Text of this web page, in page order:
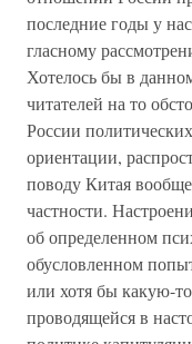
последние годы у
гласному
Хотелось бы в
читателей на то
России
ориентации,
поводу Китая
частности.
об определенном
обусловленном
или хотя бы какую-
проводящейся в